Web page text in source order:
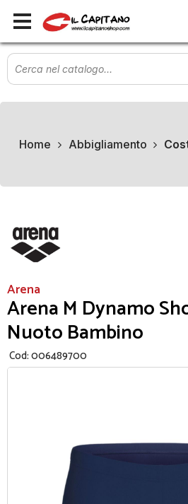
Home Abbigliamento
Arena
Arena M Dynamo
Nuoto Bambino
Cod:006489700